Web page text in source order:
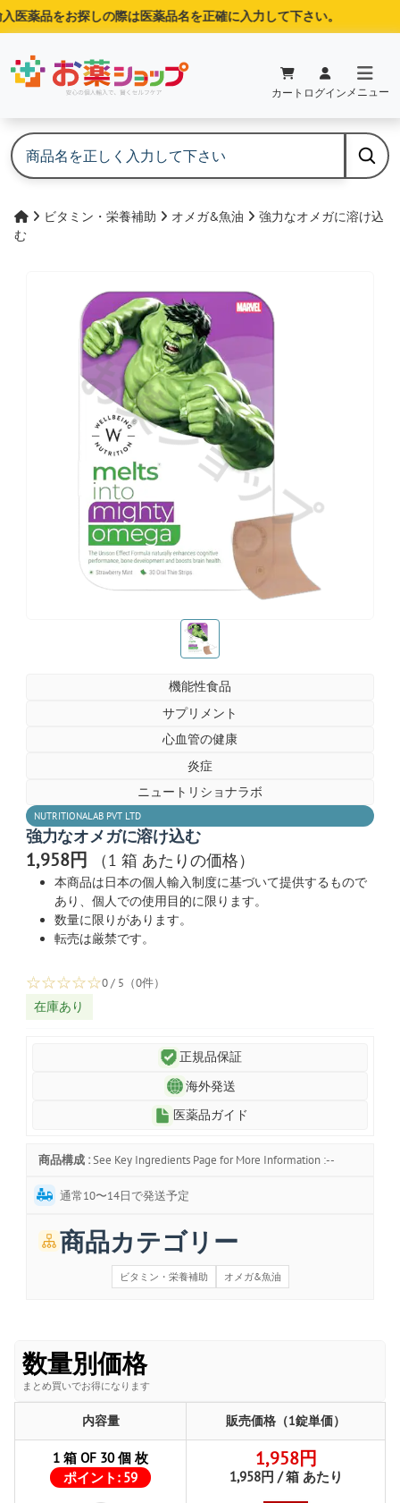
薬品をお探しの際は医薬品名を正確に入力して下さい。
カート ログイン メニュー
ビタミン・栄養補助 オメガ&魚油
強力なオメガに溶け込
む
お薬ショップ
お薬ショップ
機能性食品
サプリメント
心血管の健康
炎症
ニュートリショナラボ
NUTRITIONALAB PVT LTD
強力なオメガに溶け込む
1,958円 （1 箱 あたりの価格）
本商品は日本の個人輸入制度に基づいて提供するもので
あり、個人での使用目的に限ります。
数量に限りがあります。
転売は厳禁です。
☆☆☆☆☆0 / 5（0件）
在庫あり
正規品保証
海外発送
医薬品ガイド
商品構成 : See Key Ingredients Page for More Information :--
通常10〜14日で発送予定
商品カテゴリー
ビタミン・栄養補助 オメガ&魚油
数量別価格
まとめ買いでお得になります
内容量 販売価格（1錠単価）
1 箱 OF 30 個 枚
ポイント: 59
1,958円
1,958円 / 箱 あたり